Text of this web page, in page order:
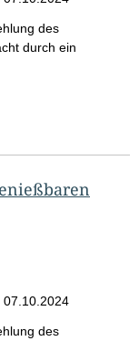
des
durch ein
07.10.2024
des